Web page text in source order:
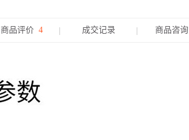
商品评价 4 成交记录 商品咨询